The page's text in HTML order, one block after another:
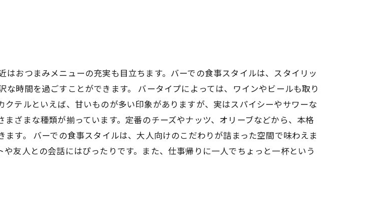
おつまみメニューの充実も目立ちます。バーでの食事スタイルは、スタイリッ
時間を過ごすことができます。 バータイプによっては、ワインやビールも取り
テルといえば、甘いものが多い印象がありますが、実はスパイシーやサワーな
ざまな種類が揃っています。定番のチーズやナッツ、オリーブなどから、本格
す。 バーでの食事スタイルは、大人向けのこだわりが詰まった空間で味わえま
友人との会話にはぴったりです。また、仕事帰りに一人でちょっと一杯という